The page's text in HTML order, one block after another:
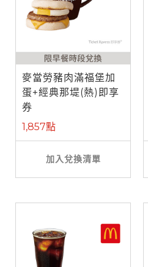
麥當勞豬肉滿福堡加
蛋+經典那堤(熱)即享
券
1,857點
加入兌換清單